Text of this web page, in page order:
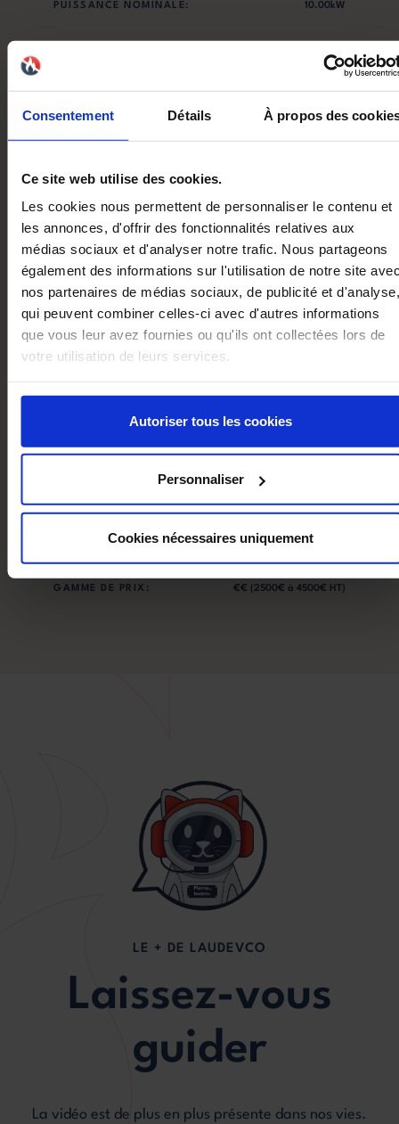
Consentement Détails À propos des
Ce site web utilise des cookies.
Les cookies nous permettent de personnaliser le contenu et
les annonces, d'offrir des fonctionnalités relatives aux
médias sociaux et d'analyser notre trafic. Nous partageons
également des informations sur l'utilisation de notre site
nos partenaires de médias sociaux, de publicité et d'analyse,
qui peuvent combiner celles-ci avec d'autres informations
que vous leur avez fournies ou qu'ils ont collectées lors de
votre utilisation de leurs services.
Autoriser tous les cookies
Personnaliser
Cookies nécessaires uniquement
PUISSANCE NOMINALE: 10.00kW
EFFICACITÉ ÉNERGÉTIQUE SAISONNIÈRE: 84.00%
DIMENSIONS LXPXH:
POIDS: 120.00kg
TAILLE RÉSERVOIR: 22.00kg
NOX: 100.00mg/Nm³
CO:
COV: 5.00mg/Nm³
haute
GAMME DE PRIX: €€ (2500€ à 4500€ HT)
LE + DE LAUDEVCO
Laissez-vous
guider
La vidéo est de plus en plus présente dans nos vies.